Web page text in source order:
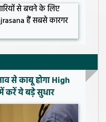
से काबू होगा High
करें ये बड़े सुधार